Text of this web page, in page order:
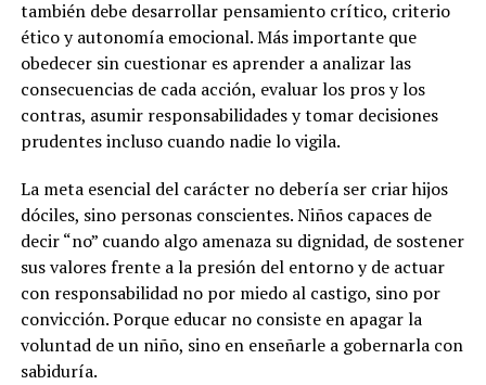
también debe desarrollar pensamiento crítico, criterio
ético y autonomía emocional. Más importante que
obedecer sin cuestionar es aprender a analizar las
consecuencias de cada acción, evaluar los pros y los
contras, asumir responsabilidades y tomar decisiones
prudentes incluso cuando nadie lo vigila.
La meta esencial del carácter no debería ser criar hijos
dóciles, sino personas conscientes. Niños capaces de
decir “no” cuando algo amenaza su dignidad, de sostener
sus valores frente a la presión del entorno y de actuar
con responsabilidad no por miedo al castigo, sino por
convicción. Porque educar no consiste en apagar la
voluntad de un niño, sino en enseñarle a gobernarla con
sabiduría.